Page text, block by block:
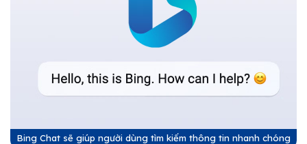
Bing Chat sẽ giúp người dùng tìm kiếm thông tin nhanh chóng